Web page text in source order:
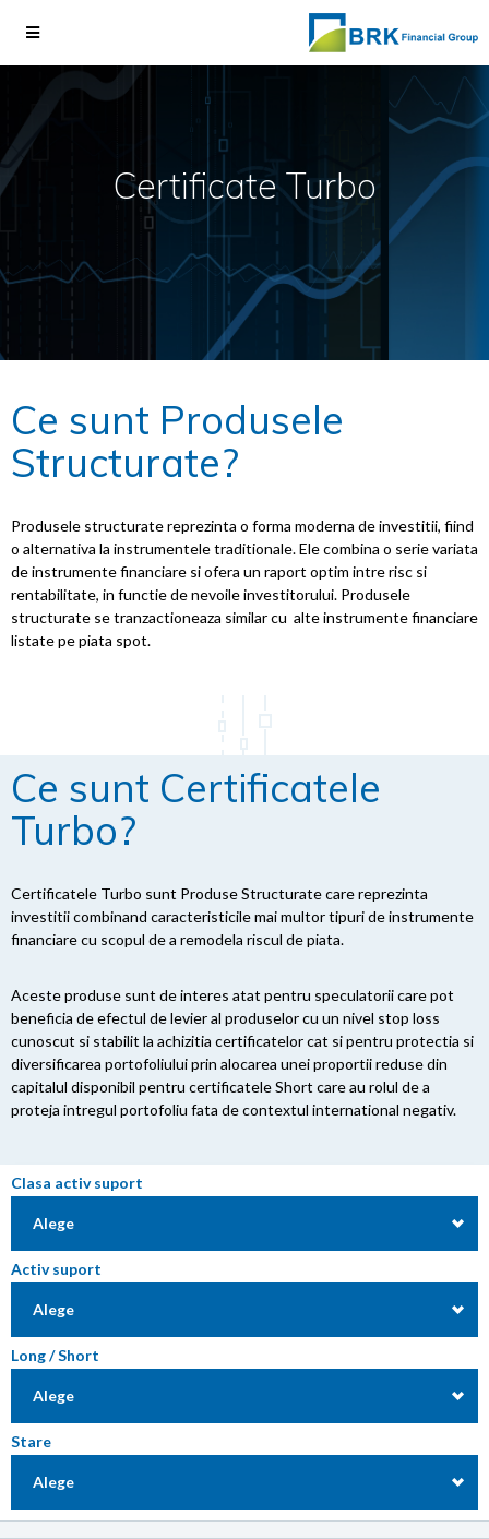
Certificate Turbo
Ce sunt Produsele
Structurate?
Produsele structurate reprezinta o forma moderna de investitii, fiind
o alternativa la instrumentele traditionale. Ele combina o serie variata
de instrumente financiare si ofera un raport optim intre risc si
rentabilitate, in functie de nevoile investitorului. Produsele
structurate se tranzactioneaza similar cu alte instrumente financiare
listate pe piata spot.
Ce sunt Certificatele
Turbo?
Certificatele Turbo sunt Produse Structurate care reprezinta
investitii combinand caracteristicile mai multor tipuri de instrumente
financiare cu scopul de a remodela riscul de piata.
Aceste produse sunt de interes atat pentru speculatorii care pot
beneficia de efectul de levier al produselor cu un nivel stop loss
cunoscut si stabilit la achizitia certificatelor cat si pentru protectia si
diversificarea portofoliului prin alocarea unei proportii reduse din
capitalul disponibil pentru certificatele Short care au rolul de a
proteja intregul portofoliu fata de contextul international negativ.
Clasa activ suport
Alege
Activ suport
Alege
Long / Short
Alege
Stare
Alege